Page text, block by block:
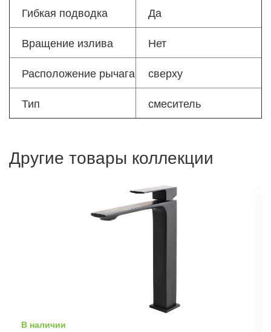
Гибкая подводка
Да
Вращение излива
Нет
Расположение рычага
сверху
Тип
смеситель
Другие товары коллекции
В наличии